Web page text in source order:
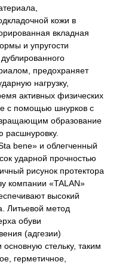
кожи в
вкладная
и упругости
предохраняет
нагрузку,
активных физических
с помощью шнурков с
образование
bene» и облегченный
ударной прочностью
рисунок протектора
компании «TALAN»
высокий
Литьевой метод
обуви
(адгезии)
стельку, таким
герметичное,